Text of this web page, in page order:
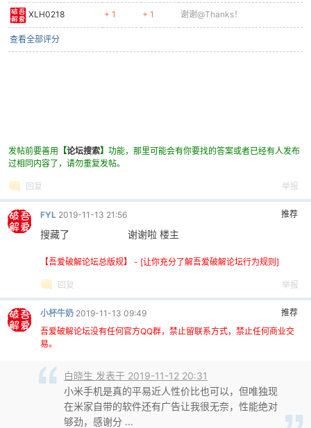
XLH0218 + 1 + 1 谢谢@Thanks！
查看全部评分
发帖前要善用 【论坛搜索】 功能，那里可能会有你要找的答案或者已经有人发布
过相同内容了，请勿重复发帖。
回复 举报
推荐
FYL 2019-11-13 21:56
搜藏了 谢谢啦 楼主
【吾爱破解论坛总版规】 - [让你充分了解吾爱破解论坛行为规则]
回复 举报
推荐
小杯牛奶 2019-11-13 09:49
吾爱破解论坛没有任何官方QQ群，禁止留联系方式，禁止任何商业交
易。
白晓生 发表于 2019-11-12 20:31
小米手机是真的平易近人性价比也可以，但唯独现
在米家自带的软件还有广告让我很无奈，性能绝对
够劲，感谢分 ...